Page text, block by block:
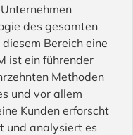
des gesamten
Bereich eine
ist ein führender
Methoden
und vor allem
Kunden erforscht
und analysiert es